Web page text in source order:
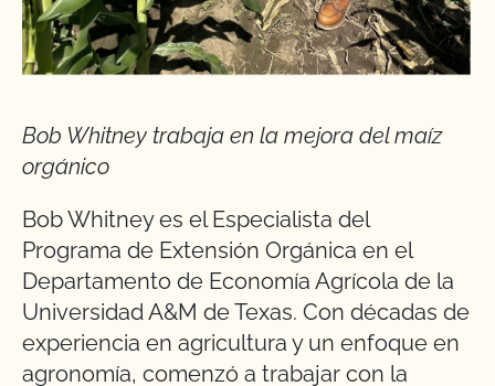
Bob Whitney trabaja en la mejora del maíz
orgánico
Bob Whitney es el Especialista del
Programa de Extensión Orgánica en el
Departamento de Economía Agrícola de la
Universidad A&M de Texas. Con décadas de
experiencia en agricultura y un enfoque en
agronomía, comenzó a trabajar con la